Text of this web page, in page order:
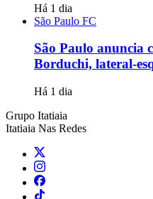
Há 1 dia
São Paulo FC
São Paulo anuncia
Borduchi, lateral-
Há 1 dia
Grupo Itatiaia
Itatiaia Nas Redes